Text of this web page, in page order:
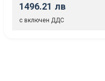
1496.21 лв
с включен ДДС